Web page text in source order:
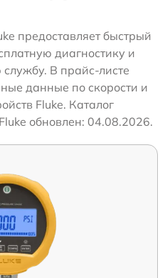
предоставляет быстрый
диагностику и
В прайс-листе
данные по скорости и
Fluke. Каталог
обновлен: 04.08.2026.